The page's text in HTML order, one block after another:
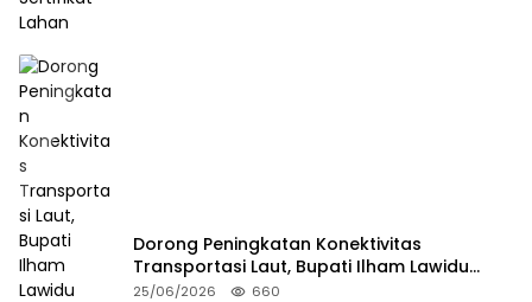
Dorong Peningkatan Konektivitas
Transportasi Laut, Bupati Ilham Lawidu
Tinjau Langsung Rencana Pembangunan
25/06/2026 660